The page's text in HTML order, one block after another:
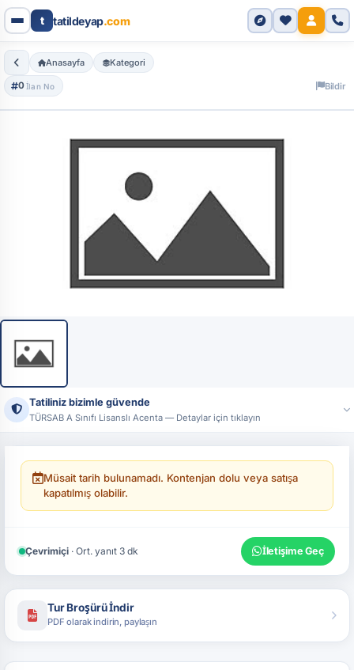
t tatildeyap.com
Anasayfa Kategori
0İlan No Bildir
Tüm Fotoğraflar (1)
Tatiliniz bizimle güvende
TÜRSAB A Sınıfı Lisanslı Acenta — Detaylar için tıklayın
Lisans No:17444 — T.C. Kültür ve Turizm Bakanlığı, A Sınıfı
Resmi sistemler üzerinden acenta bilgilerimizi doğrulayabilirsiniz.
Genel Bakış
Müsait tarih bulunamadı. Kontenjan dolu veya satışa
kapatılmış olabilir.
Çevrimiçi · Ort. yanıt 3 dk İletişime Geç
Tur Broşürü İndir
PDF olarak indirin, paylaşın